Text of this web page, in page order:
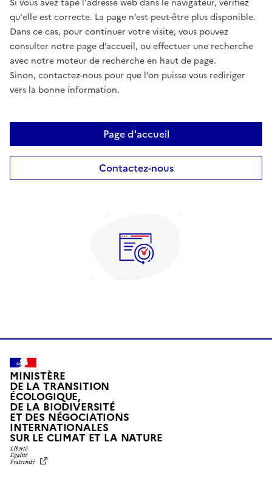
Si vous avez tapé l'adresse web dans le navigateur, vérifiez
qu'elle est correcte. La page n’est peut-être plus disponible.
Dans ce cas, pour continuer votre visite, vous pouvez
consulter notre page d’accueil, ou effectuer une recherche
avec notre moteur de recherche en haut de page.
Sinon, contactez-nous pour que l’on puisse vous rediriger
vers la bonne information.
Page d'accueil
Contactez-nous
MINISTÈRE
DE LA TRANSITION
ÉCOLOGIQUE,
DE LA BIODIVERSITÉ
ET DES NÉGOCIATIONS
INTERNATIONALES
SUR LE CLIMAT ET LA NATUREL